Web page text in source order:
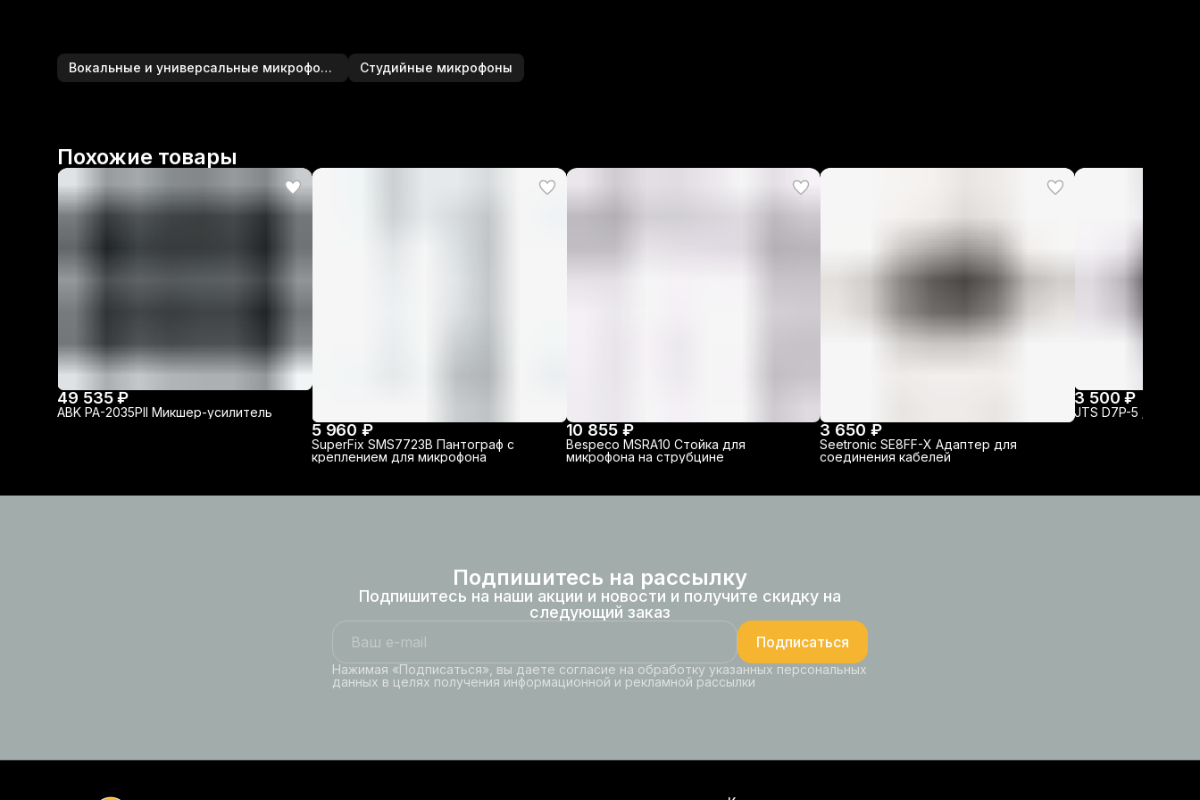
Вокальные и универсальные микрофоны Студийные микрофоны
Похожие товары
49 535 ₽
ABK PA-2035PII Микшер-усилитель
5 960 ₽
SuperFix SMS7723B Пантограф с
креплением для микрофона
10 855 ₽
Bespeco MSRA10 Стойка для
микрофона на струбцине
3 650 ₽
Seetronic SE8FF-X Адаптер для
соединения кабелей
3 500 ₽
JTS D7P-5 / 5 meter
Подпишитесь на рассылку
Подпишитесь на наши акции и новости и получите скидку на
следующий заказ
Подписаться
Нажимая «Подписаться», вы даете согласие на обработку указанных персональных
данных в целях получения информационной и рекламной рассылки